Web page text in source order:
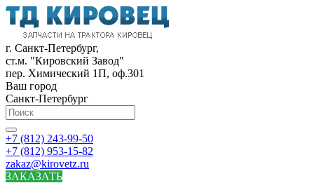
г. Санкт-Петербург,
ст.м. "Кировский Завод"
пер. Химический 1П, оф.301
Ваш город
Санкт-Петербург
+7 (812) 243-99-50
+7 (812) 953-15-82
zakaz@kirovetz.ru
ЗАКАЗАТЬ